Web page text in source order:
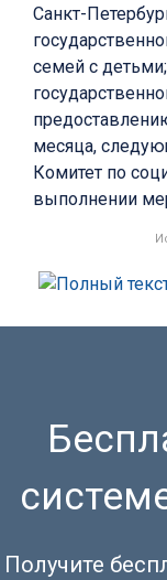
Санкт-
семей с
месяца,
Комитет по
выполнении
Получите